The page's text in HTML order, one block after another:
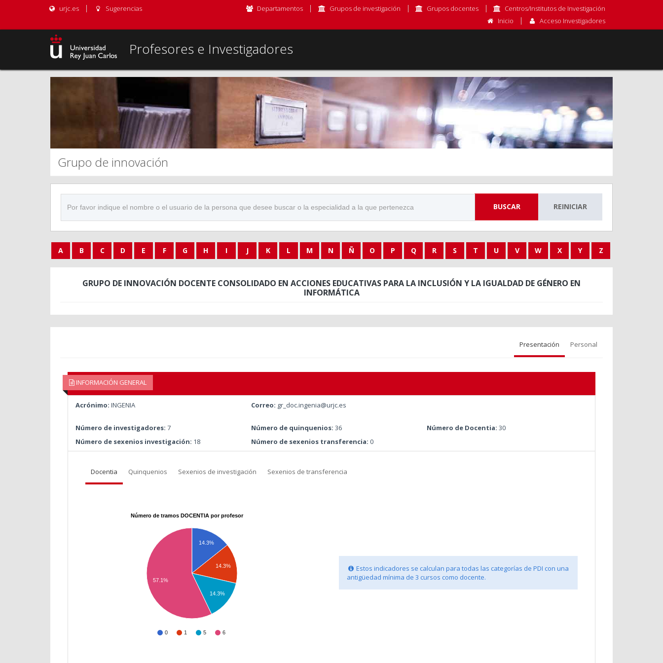
urjc.es Sugerencias Departamentos Grupos de investigación Grupos docentes
Centros/Institutos de Investigación
Inicio
Acceso Investigadores
Profesores e Investigadores
Grupo de innovación
BUSCAR REINICIAR
A B C D E F G H I J K L M N Ñ O P Q R S T U V W X Y Z
GRUPO DE INNOVACIÓN DOCENTE CONSOLIDADO EN ACCIONES EDUCATIVAS PARA LA INCLUSIÓN Y LA IGUALDAD DE GÉNERO EN
INFORMÁTICA
Presentación Personal
INFORMACIÓN GENERAL
Acrónimo: INGENIA Correo: gr_doc.ingenia@urjc.es
Número de investigadores: 7 Número de quinquenios: 36 Número de Docentia: 30
Número de sexenios investigación: 18 Número de sexenios transferencia: 0
Docentia Quinquenios Sexenios de investigación Sexenios de transferencia
Número de tramos DOCENTIA por profesor
0 1 5 6
14.3%
14.3%
14.3%
57.1%
Estos indicadores se calculan para todas las categorías de PDI con una
antigüedad mínima de 3 cursos como docente.